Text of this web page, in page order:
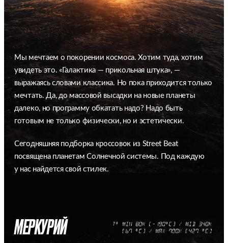
Мы мечтаем о покорении космоса. Хотим туда, хотим
увидеть это. «Галактика — прикольная штука», —
выражаясь словами классика. Но пока приходится только
мечтать. Да, до массовой высадки на новые планеты
далеко, но программу обкатать надо? Надо быть
готовым не только физически, но и эстетически.
Сегодняшняя подборка кроссовок из Street Beat
посвящена планетам Солнечной системы. Под каждую
у нас найдется свой стилек.
МЕРКУРИЙ